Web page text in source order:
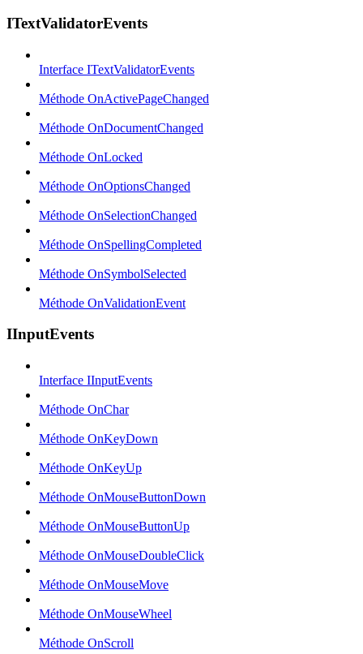
ITextValidatorEvents
Interface ITextValidatorEvents
Méthode OnActivePageChanged
Méthode OnDocumentChanged
Méthode OnLocked
Méthode OnOptionsChanged
Méthode OnSelectionChanged
Méthode OnSpellingCompleted
Méthode OnSymbolSelected
Méthode OnValidationEvent
IInputEvents
Interface IInputEvents
Méthode OnChar
Méthode OnKeyDown
Méthode OnKeyUp
Méthode OnMouseButtonDown
Méthode OnMouseButtonUp
Méthode OnMouseDoubleClick
Méthode OnMouseMove
Méthode OnMouseWheel
Méthode OnScroll